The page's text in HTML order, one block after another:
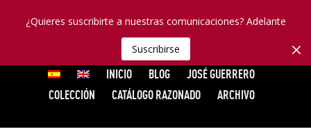
¿Quieres suscribirte a nuestras comunicaciones? Adelante
Suscribirse
INICIO BLOG
JOSÉ GUERRERO
COLECCIÓN
CATÁLOGO RAZONADO ARCHIVO